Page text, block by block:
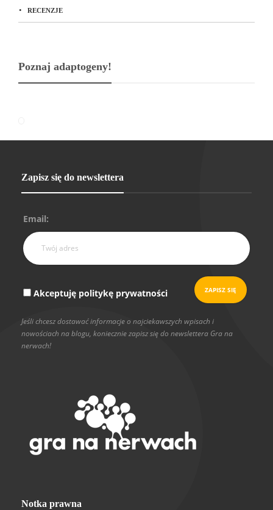
RECENZJE
Poznaj adaptogeny!
Zapisz się do newslettera
Email:
Akceptuję politykę prywatności
Jeśli chcesz dostawać informacje o najciekawszych wpisach i
nowościach na blogu, koniecznie zapisz się do newslettera Gra na
nerwach!
Notka prawna